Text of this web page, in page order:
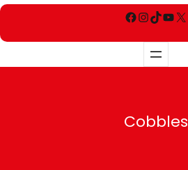
Cobbles